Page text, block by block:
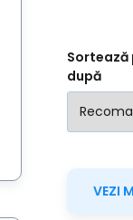
Sortează
după
VEZI